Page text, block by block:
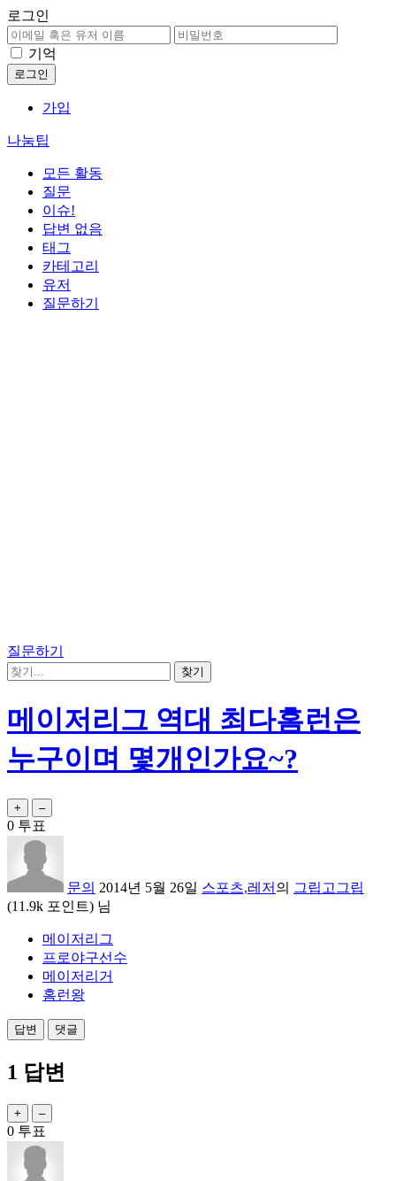
로그인
기억
가입
나눔팁
모든 활동
질문
이슈!
답변 없음
태그
카테고리
유저
질문하기
질문하기
메이저리그 역대 최다홈런은
누구이며 몇개인가요~?
0 투표
문의 2014년 5월 26일 스포츠,레저 의 그립고그립
(11.9k 포인트) 님
메이저리그
프로야구선수
메이저리거
홈런왕
1 답변
0 투표